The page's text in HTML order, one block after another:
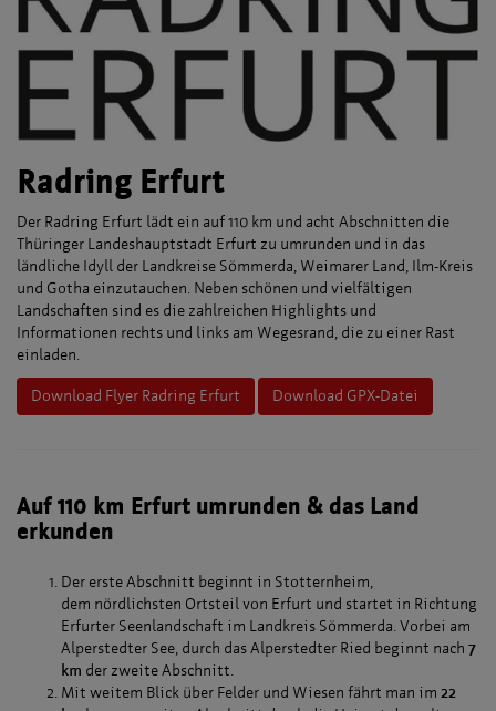
Radring Erfurt
Der Radring Erfurt lädt ein auf 110 km und acht Abschnitten die
Thüringer Landeshauptstadt Erfurt zu umrunden und in das
ländliche Idyll der Landkreise Sömmerda, Weimarer Land, Ilm-Kreis
und Gotha einzutauchen. Neben schönen und vielfältigen
Landschaften sind es die zahlreichen Highlights und
Informationen rechts und links am Wegesrand, die zu einer Rast
einladen.
Download Flyer Radring Erfurt Download GPX-Datei
Auf 110 km Erfurt umrunden & das Land
erkunden
Der erste Abschnitt beginnt in Stotternheim,
dem nördlichsten Ortsteil von Erfurt und startet in Richtung
Erfurter Seenlandschaft im Landkreis Sömmerda. Vorbei am
Alperstedter See, durch das Alperstedter Ried beginnt nach 7
km der zweite Abschnitt.
Mit weitem Blick über Felder und Wiesen fährt man im 22